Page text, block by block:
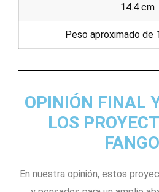
14.4 cm
Peso aproximado de
OPINIÓN FINAL
LOS
En nuestra opinión, estos